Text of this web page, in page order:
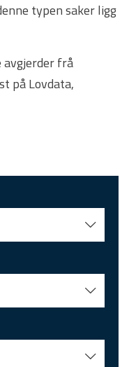
typen saker ligg
avgjerder frå
på Lovdata,